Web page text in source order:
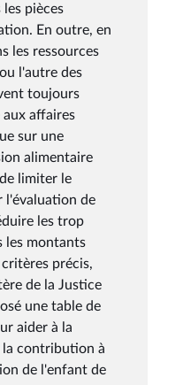
pièces
En outre, en
les ressources
l'autre des
toujours
aux affaires
sur une
alimentaire
limiter le
l'évaluation de
les trop
les montants
précis,
de la Justice
une table de
aider à la
contribution à
de l'enfant de